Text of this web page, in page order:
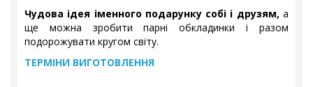
Чудова ідея іменного подарунку собі і друзям, а
ще можна зробити парні обкладинки і разом
подорожувати кругом світу.
ТЕРМІНИ ВИГОТОВЛЕННЯ